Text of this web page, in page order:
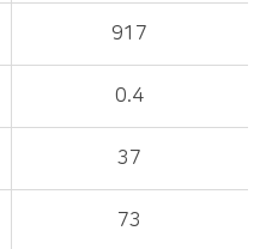
917
0.4
37
73